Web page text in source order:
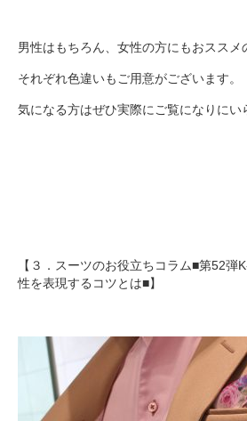
男性はもちろん、女性の方にもおススメ
それぞれ色違いもご用意がございます。
気になる方はぜひ実際にご覧になりにい
【３．スーツのお役立ちコラム■第52弾
性を表現するコツとは■】